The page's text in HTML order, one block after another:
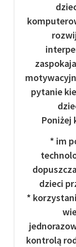
pytanie
Poniżej
* im
dzieci
*
kontrolą